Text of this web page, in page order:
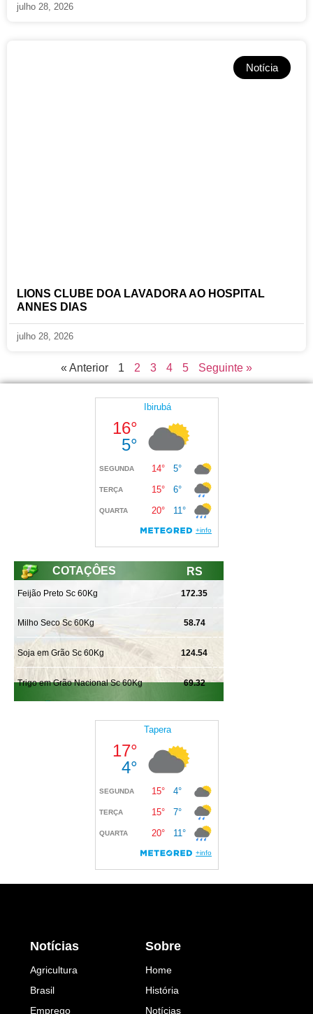
julho 28, 2026
Notícia
LIONS CLUBE DOA LAVADORA AO HOSPITAL
ANNES DIAS
julho 28, 2026
« Anterior 1 2 3 4 5 Seguinte »
Notícias
Agricultura
Brasil
Emprego
Sobre
Home
História
Notícias